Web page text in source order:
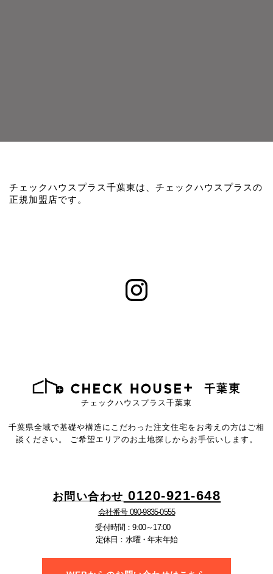
チェックハウスプラス千葉東は、チェックハウスプラスの
正規加盟店です。
チェックハウスプラス千葉東
千葉県全域で基礎や構造にこだわった注文住宅を お考えの方はご相
談ください。
ご希望エリアのお土地探しからお手伝いします。
お問い合わせ 0120-921-648
会社番号 090-9835-0555
受付時間：9:00～17:00
定休日：水曜・年末年始